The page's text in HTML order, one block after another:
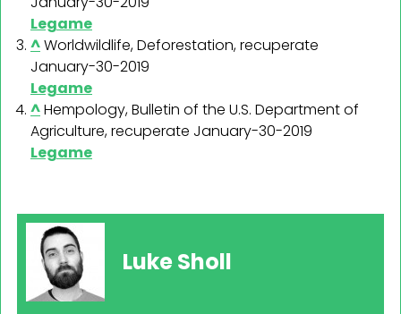
Legame
^Worldwildlife, Deforestation, recuperate
January-30-2019
Legame
^Hempology, Bulletin of the U.S. Department of
Agriculture, recuperate January-30-2019
Legame
Luke Sholl